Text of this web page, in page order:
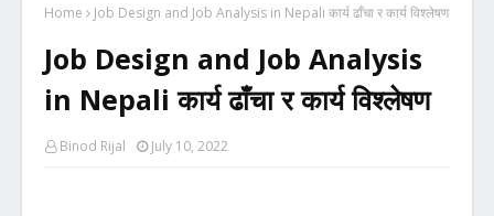
Home Job Design and Job Analysis in Nepali कार्य ढाँचा र कार्य विश्लेषण
Job Design and Job Analysis
in Nepali कार्य ढाँचा र कार्य विश्लेषण
Binod Rijal July 10, 2022